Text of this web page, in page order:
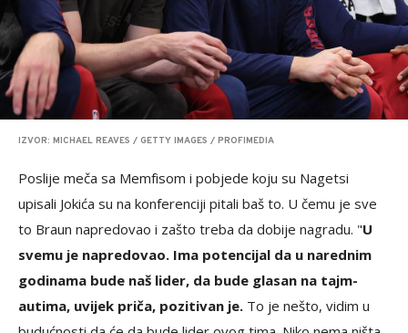
IZVOR: MICHAEL REAVES / GETTY IMAGES / PROFIMEDIA
Poslije meča sa Memfisom i pobjede koju su Nagetsi
upisali Jokića su na konferenciji pitali baš to. U čemu je sve
to Braun napredovao i zašto treba da dobije nagradu. "U
svemu je napredovao. Ima potencijal da u narednim
godinama bude naš lider, da bude glasan na tajm-
autima, uvijek priča, pozitivan je. To je nešto, vidim u